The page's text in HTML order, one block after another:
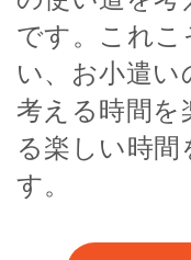
です。これ
い、お小遣
考える時間を
る楽しい時
す。